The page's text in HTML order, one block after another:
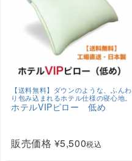
【送料無料】ダウンのような、ふんわ
り包み込まれるホテル仕様の寝心地。
ホテルVIPピロー 低め
販売価格 ¥5,500税込